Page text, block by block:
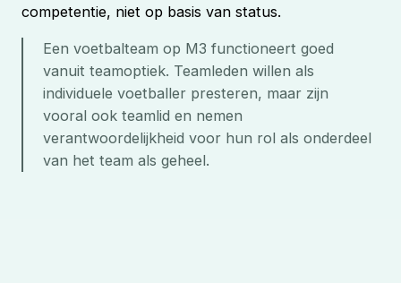
competentie, niet op basis van status.
Een voetbalteam op M3 functioneert goed
vanuit teamoptiek. Teamleden willen als
individuele voetballer presteren, maar zijn
vooral ook teamlid en nemen
verantwoordelijkheid voor hun rol als onderdeel
van het team als geheel.